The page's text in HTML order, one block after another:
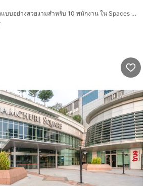
พื้นที่ออฟฟิศบริการที่ออกแบบอย่างสวยงามสำหรับ 10 พนักงาน ใน Spaces Chamchuri Square